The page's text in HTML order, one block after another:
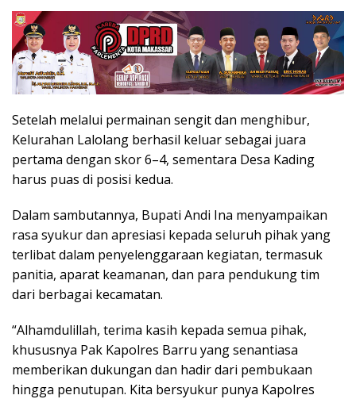
Setelah melalui permainan sengit dan menghibur,
Kelurahan Lalolang berhasil keluar sebagai juara
pertama dengan skor 6–4, sementara Desa Kading
harus puas di posisi kedua.
Dalam sambutannya, Bupati Andi Ina menyampaikan
rasa syukur dan apresiasi kepada seluruh pihak yang
terlibat dalam penyelenggaraan kegiatan, termasuk
panitia, aparat keamanan, dan para pendukung tim
dari berbagai kecamatan.
“Alhamdulillah, terima kasih kepada semua pihak,
khususnya Pak Kapolres Barru yang senantiasa
memberikan dukungan dan hadir dari pembukaan
hingga penutupan. Kita bersyukur punya Kapolres